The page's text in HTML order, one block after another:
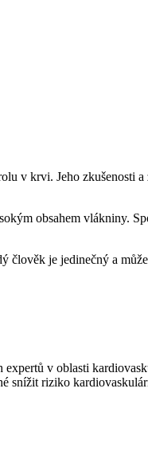
v krvi. Jeho zkušenosti
obsahem vlákniny.
je jedinečný a
expertů v oblasti
snížit riziko